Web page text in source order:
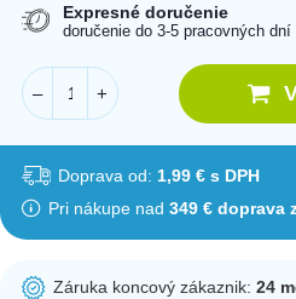
Expresné doručenie
doručenie do 3-5 pracovných dní
–
+
Doprava od: 1,99 € s DPH
Pri nákupe nad 349 € doprava
Záruka koncový zákaznik:24